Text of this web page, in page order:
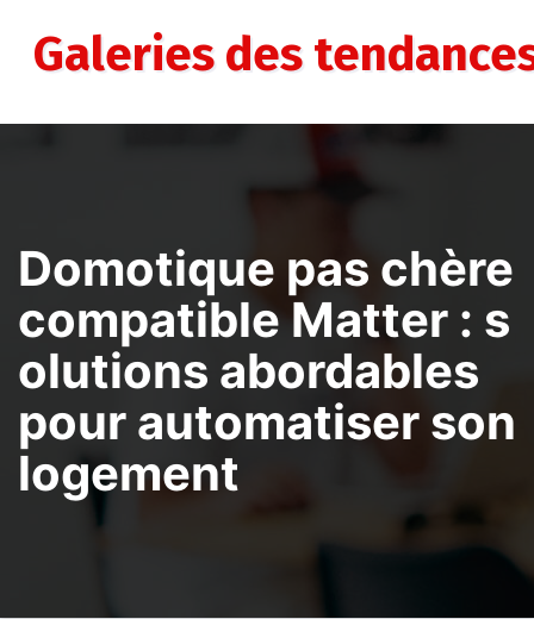
contenuGaleries des
Domotique pas chère
compatible Matter : s
olutions abordables
pour automatiser son
logement